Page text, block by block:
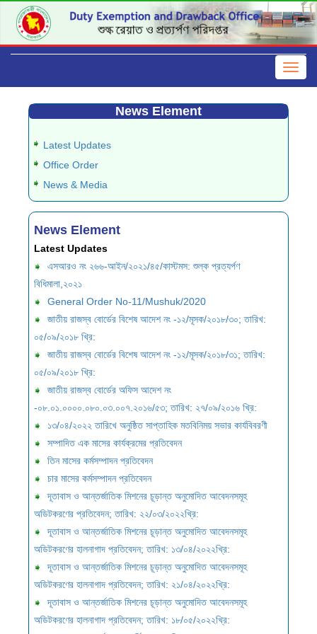
News Element
Latest Updates
Office Order
News & Media
News Element
Latest Updates
এসআরও নং ২৬৬-আইন/২০২১/৪৫/কাস্টমস: শুল্ক প্রত্যর্পণ
বিধিমালা,২০২১
General Order No-11/Mushuk/2020
জাতীয় রাজস্ব বোর্ডের বিশেষ আদেশ নং -১২/মূসক/২০১৮/৩০; তারিখ:
০৫/০৯/২০১৮ খ্রি:
জাতীয় রাজস্ব বোর্ডের বিশেষ আদেশ নং -১২/মূসক/২০১৮/৩১; তারিখ:
০৫/০৯/২০১৮ খ্রি:
জাতীয় রাজস্ব বোর্ডের অফিস আদেশ নং
-০৮.০১.০০০০.০৮০.০৩.০০৭.২০১৬/৫৩; তারিখ: ২৭/০৯/২০১৬ খ্রি:
১৩/০৪/২০২২ তারিখে অনুষ্ঠিত সাপ্তাহিক মতবিনিময় সভার কার্যবিবরণী
সম্পাদিত এক মাসের কার্যক্রমের প্রতিবেদন
তিন মাসের কর্মসম্পাদন প্রতিবেদন
চার মাসের কর্মসম্পাদন প্রতিবেদন
দূতাবাস ও আন্তর্জাতিক মিশনের চূড়ান্ত অনুমোদিত আবেদনসমূহ
অডিটকরণের প্রতিবেদন; তারিখ: ২২/০৩/২০২২খ্রি:
দূতাবাস ও আন্তর্জাতিক মিশনের চূড়ান্ত অনুমোদিত আবেদনসমূহ
অডিটকরণের হালনাগাদ প্রতিবেদন; তারিখ: ১৩/০৪/২০২২খ্রি:
দূতাবাস ও আন্তর্জাতিক মিশনের চূড়ান্ত অনুমোদিত আবেদনসমূহ
অডিটকরণের হালনাগাদ প্রতিবেদন; তারিখ: ২১/০৪/২০২২খ্রি:
দূতাবাস ও আন্তর্জাতিক মিশনের চূড়ান্ত অনুমোদিত আবেদনসমূহ
অডিটকরণের হালনাগাদ প্রতিবেদন; তারিখ: ১৮/০৫/২০২২খ্রি: